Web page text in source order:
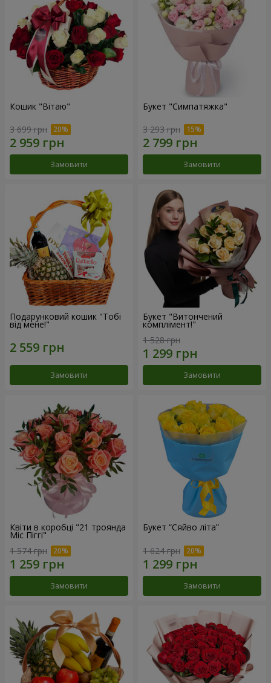
Кошик "Вітаю"
3 699 грн
Замовити
Букет "Симпатяжка"
3 293 грн
Замовити
Подарунковий кошик "Тобі
від мене!"
Замовити
Букет "Витончений
комплімент!"
1 528 грн
Замовити
Квіти в коробці "21 троянда
Міс Піггі"
1 574 грн
Замовити
Букет “Сяйво літа”
1 624 грн
Замовити